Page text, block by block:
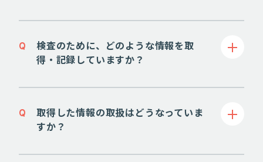
Q
検査のために、どのような情報を取
得・記録していますか？
Q
取得した情報の取扱はどうなっていま
すか？